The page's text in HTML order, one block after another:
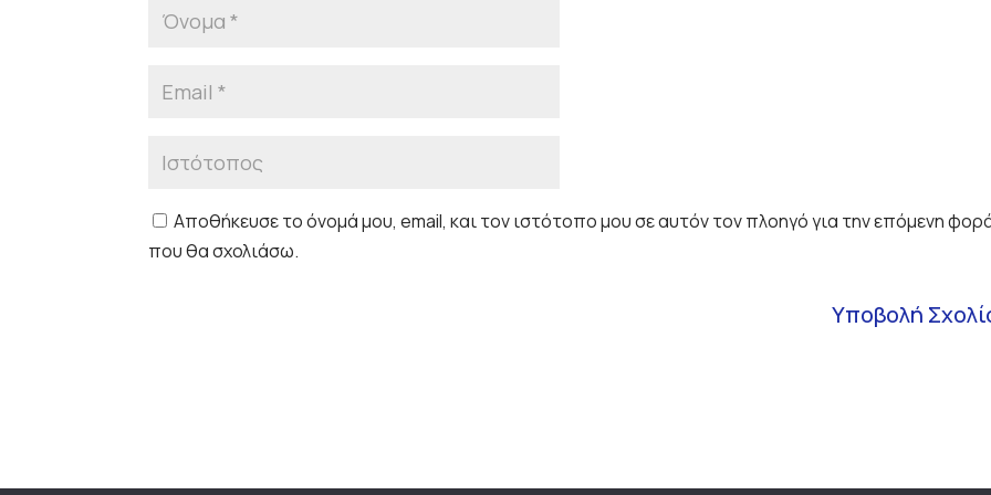
Αποθήκευσε το όνομά μου, email, και τον ιστότοπο μου σε αυτόν τον πλοηγό για την επόμενη
που θα σχολιάσω.